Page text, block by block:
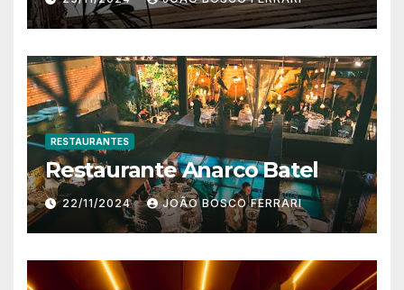
RESTAURANTES
Restaurante Anarco Batel
22/11/2024 JOÃO BOSCO FERRARI